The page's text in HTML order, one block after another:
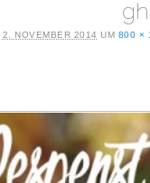
2. NOVEMBER 2014 UM 800 ×